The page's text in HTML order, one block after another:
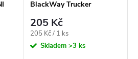
BlackWay Trucker
205 Kč
Měrná
cena:
205 Kč / 1 ks
Skladem >3 ks